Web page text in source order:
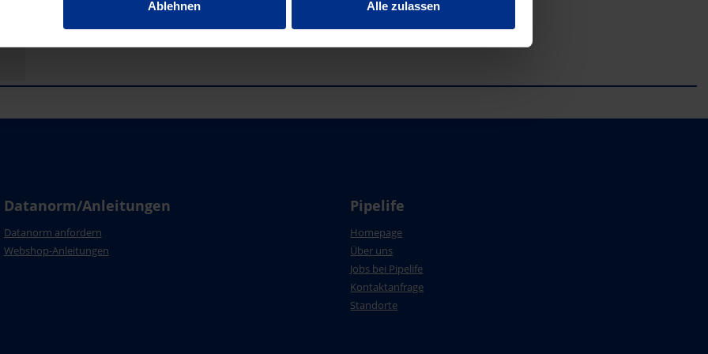
Ablehnen Alle zulassen
Datanorm/Anleitungen
Datanorm anfordern
Webshop-Anleitungen
Pipelife
Homepage
Über uns
Jobs bei Pipelife
Kontaktanfrage
Standorte